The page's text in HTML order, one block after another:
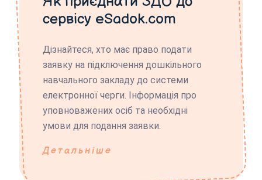
сервісу eSadok.com
Дізнайтеся, хто має право подати
заявку на підключення дошкільного
навчального закладу до системи
електронної черги. Інформація про
уповноважених осіб та необхідні
умови для подання заявки.
Детальніше